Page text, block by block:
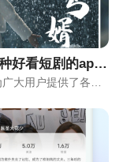
观看各种好看短剧的app合集